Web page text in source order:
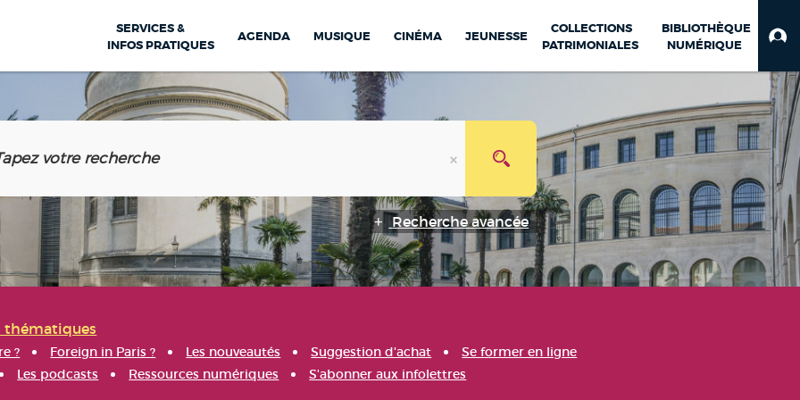
SERVICES &
INFOS PRATIQUES
AGENDA MUSIQUE CINÉMA JEUNESSE
COLLECTIONS
PATRIMONIALES
BIBLIOTHÈQUE
NUMÉRIQUE
Recherche avancée
thématiques
? Foreign in Paris ? Les nouveautés Suggestion d'achat
Se former en ligne
Les podcasts Ressources numériques S'abonner aux infolettres